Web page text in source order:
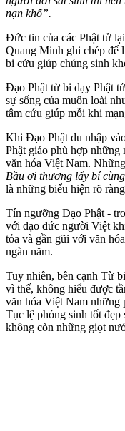
nạn khổ”.
Đức tin của các Phật tử
Quang Minh ghi chép để
bi cứu giúp chúng sinh
Đạo Phật từ bi dạy Phật
sự sống của muôn loài
tâm cứu giúp mỗi khi
Khi Đạo Phật du nhập
Phật giáo phù hợp những
văn hóa Việt Nam.
Bầu ơi thương lấy bí
là những biểu hiện rõ
Tín ngưỡng Đạo Phật -
với đạo đức người Việt
tỏa và gần gũi với văn
ngàn năm.
Tuy nhiên, bên cạnh Từ
vì thế, không hiểu được
văn hóa Việt Nam những
Tục lệ phóng sinh tốt đẹp
không còn những giọt